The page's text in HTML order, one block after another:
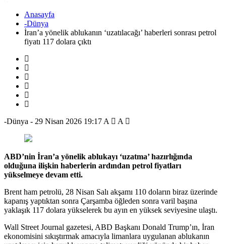
Anasayfa
-Dünya
İran’a yönelik ablukanın ‘uzatılacağı’ haberleri sonrası petrol
fiyatı 117 dolara çıktı
-Dünya - 29 Nisan 2026 19:17 A A
ABD’nin İran’a yönelik ablukayı ‘uzatma’ hazırlığında
olduğuna ilişkin haberlerin ardından petrol fiyatları
yükselmeye devam etti.
Brent ham petrolü, 28 Nisan Salı akşamı 110 doların biraz üzerinde
kapanış yaptıktan sonra Çarşamba öğleden sonra varil başına
yaklaşık 117 dolara yükselerek bu ayın en yüksek seviyesine ulaştı.
Wall Street Journal gazetesi, ABD Başkanı Donald Trump’ın, İran
ekonomisini sıkıştırmak amacıyla limanlara uygulanan ablukanın